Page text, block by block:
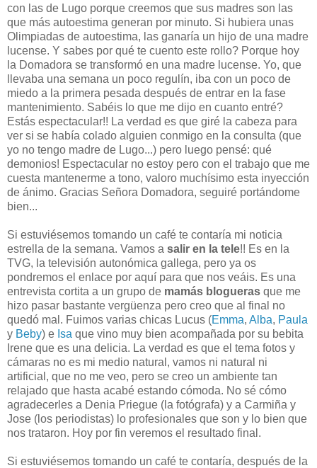
con las de Lugo porque creemos que sus madres son las
que más autoestima generan por minuto. Si hubiera unas
Olimpiadas de autoestima, las ganaría un hijo de una madre
lucense. Y sabes por qué te cuento este rollo? Porque hoy
la Domadora se transformó en una madre lucense. Yo, que
llevaba una semana un poco regulín, iba con un poco de
miedo a la primera pesada después de entrar en la fase
mantenimiento. Sabéis lo que me dijo en cuanto entré?
Estás espectacular!! La verdad es que giré la cabeza para
ver si se había colado alguien conmigo en la consulta (que
yo no tengo madre de Lugo...) pero luego pensé: qué
demonios! Espectacular no estoy pero con el trabajo que me
cuesta mantenerme a tono, valoro muchísimo esta inyección
de ánimo. Gracias Señora Domadora, seguiré portándome
bien...
Si estuviésemos tomando un café te contaría mi noticia
estrella de la semana. Vamos a salir en la tele!! Es en la
TVG, la televisión autonómica gallega, pero ya os
pondremos el enlace por aquí para que nos veáis. Es una
entrevista cortita a un grupo de mamás blogueras que me
hizo pasar bastante vergüenza pero creo que al final no
quedó mal. Fuimos varias chicas Lucus (Emma, Alba, Paula
y Beby) e Isa que vino muy bien acompañada por su bebita
Irene que es una delicia. La verdad es que el tema fotos y
cámaras no es mi medio natural, vamos ni natural ni
artificial, que no me veo, pero se creo un ambiente tan
relajado que hasta acabé estando cómoda. No sé cómo
agradecerles a Denia Priegue (la fotógrafa) y a Carmiña y
Jose (los periodistas) lo profesionales que son y lo bien que
nos trataron. Hoy por fin veremos el resultado final.
Si estuviésemos tomando un café te contaría, después de la